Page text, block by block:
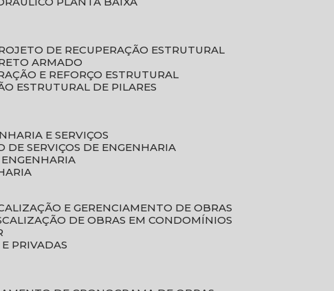
DE RECUPERAÇÃO ESTRUTURAL
ARMADO
E REFORÇO ESTRUTURAL
ESTRUTURAL DE PILARES
E SERVIÇOS
DE SERVIÇOS DE ENGENHARIA
ENGENHARIA
E GERENCIAMENTO DE OBRAS
DE OBRAS EM CONDOMÍNIOS
PRIVADAS